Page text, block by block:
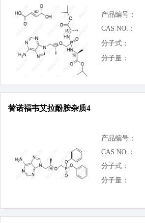
产品编号：
CAS NO.：
分子式：
分子量：
替诺福韦艾拉酚胺杂质4
产品编号：
CAS NO.：
分子式：
分子量：